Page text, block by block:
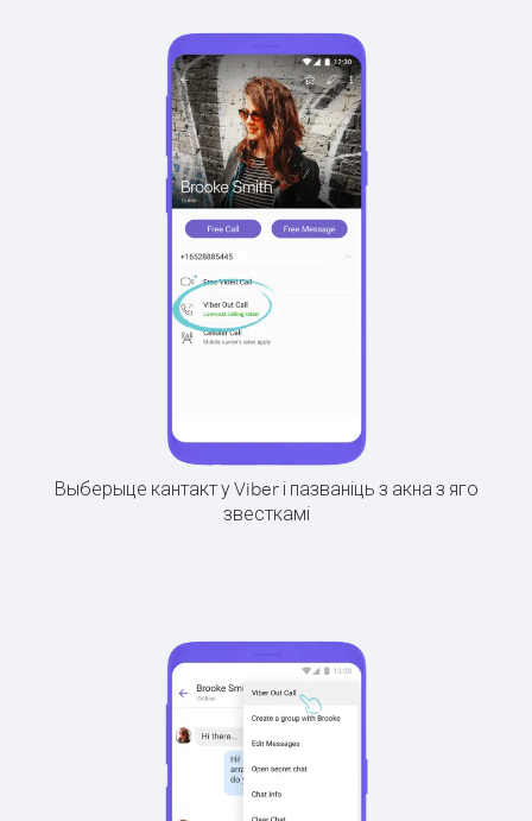
Выберыце кантакт у Viber і пазваніць з акна з яго
звесткамі